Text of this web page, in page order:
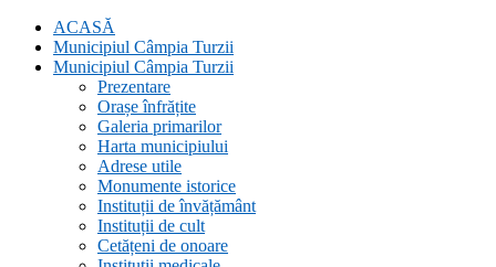
ACASĂ
Municipiul Câmpia Turzii
Municipiul Câmpia Turzii
Prezentare
Orașe înfrățite
Galeria primarilor
Harta municipiului
Adrese utile
Monumente istorice
Instituții de învățământ
Instituții de cult
Cetățeni de onoare